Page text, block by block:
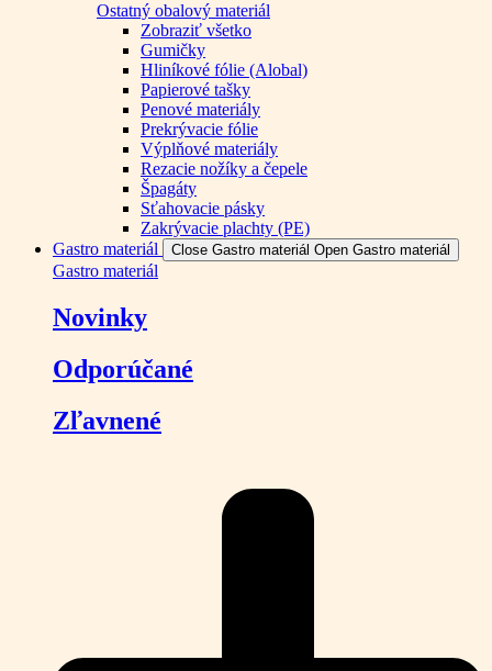
Ostatný obalový materiál
Zobraziť všetko
Gumičky
Hliníkové fólie (Alobal)
Papierové tašky
Penové materiály
Prekrývacie fólie
Výplňové materiály
Rezacie nožíky a čepele
Špagáty
Sťahovacie pásky
Zakrývacie plachty (PE)
Gastro materiál
Close Gastro materiál Open Gastro materiál
Gastro materiál
Novinky
Odporúčané
Zľavnené